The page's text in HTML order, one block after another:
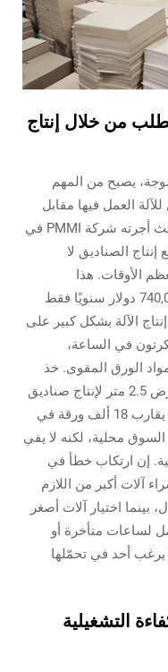
من خلال إنتاج
يصبح من المهم
العمل فيها مقابل
الاحتياجات الفعلية للشركة. وبحسب بحث أجرته شركة PMMI في
60% من مواقع إنتاج الصناديق لا
الأوقات. هذا
الاستخدام غير الكامل يكلف حوالي 740,000 دولار سنويًا فقط
الآلة بشكل كبير على
في الساعة،
الورق المقوى. خذ
على سبيل المثال خط إنتاج قياسي بعرض 2.5 متر لإنتاج صناديق
ذات مموج من النوع B. عادةً ما ينتج ما يقارب 18 ألف ورقة في
محلية، لكنه لا يفي
إن ارتكاب خطأ في
آلات أكبر من اللازم
بينما اختيار آلات أصغر
لساعات متأخرة أو
يرغب أحد في تحمّلها
التشغيلية